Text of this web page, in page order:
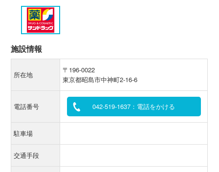
施設情報
所在地
〒196-0022
東京都昭島市中神町2-16-6
電話番号 042-519-1637：電話をかける
駐車場
交通手段